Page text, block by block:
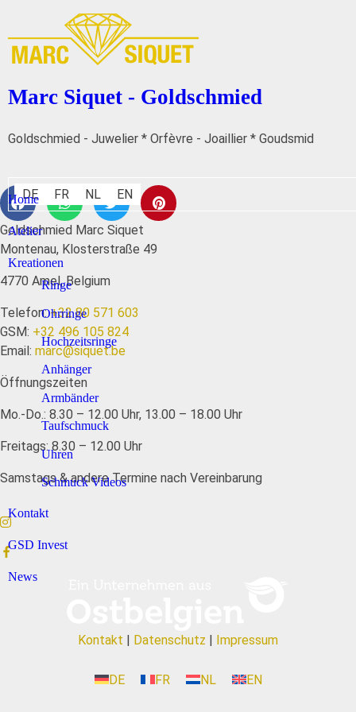
Marc Siquet - Goldschmied
Goldschmied - Juwelier * Orfèvre - Joaillier * Goudsmid
DE FR NL EN
Home
Atelier
Kreationen
Ringe
Ohrringe
Hochzeitsringe
Anhänger
Armbänder
Taufschmuck
Uhren
Schmuck Videos
Kontakt
GSD Invest
News
Goldschmied Marc Siquet
Montenau, Klosterstraße 49
4770 Amel, Belgium
Telefon:+32 80 571 603
GSM: +32 496 105 824
Email: marc@siquet.be
Öffnungszeiten
Mo.-Do.: 8.30 – 12.00 Uhr, 13.00 – 18.00 Uhr
Freitags: 8.30 – 12.00 Uhr
Samstags & andere Termine nach Vereinbarung
DE FR NL EN
Kontakt | Datenschutz | Impressum